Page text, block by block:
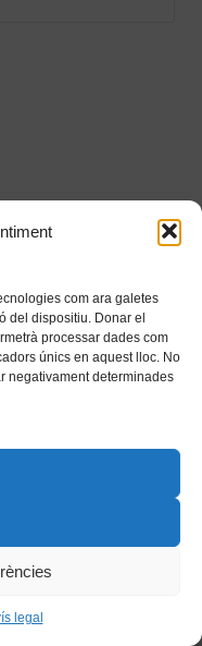
com ara galetes
del dispositiu. Donar el
processar dades com
únics en aquest lloc. No
negativament determinades
legal